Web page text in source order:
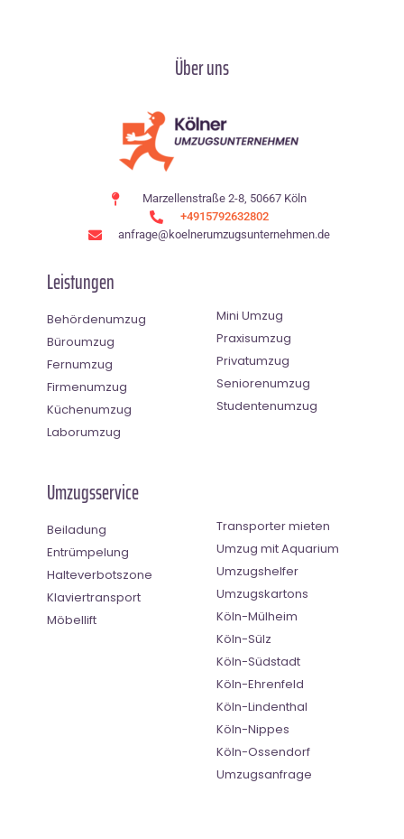
Über uns
Marzellenstraße 2-8, 50667 Köln
+4915792632802
anfrage@koelnerumzugsunternehmen.de
Leistungen
Behördenumzug
Büroumzug
Fernumzug
Firmenumzug
Küchenumzug
Laborumzug
Mini Umzug
Praxisumzug
Privatumzug
Seniorenumzug
Studentenumzug
Umzugsservice
Beiladung
Entrümpelung
Halteverbotszone
Klaviertransport
Möbellift
Transporter mieten
Umzug mit Aquarium
Umzugshelfer
Umzugskartons
Köln-Mülheim
Köln-Sülz
Köln-Südstadt
Köln-Ehrenfeld
Köln-Lindenthal
Köln-Nippes
Köln-Ossendorf
Umzugsanfrage